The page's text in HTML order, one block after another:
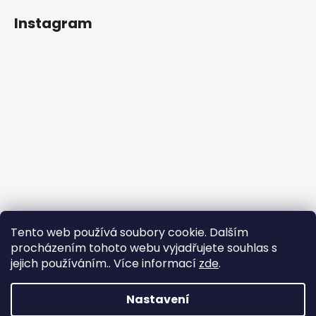
Tento web používá soubory cookie. Dalším
procházením tohoto webu vyjadřujete souhlas s
jejich používáním.. Více informací zde.
Nastavení
Instagram